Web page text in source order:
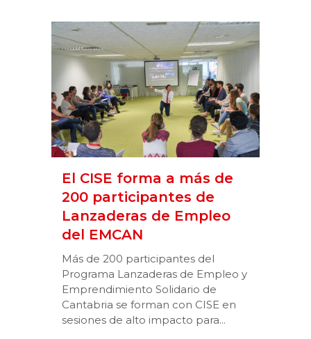
El CISE forma a más de
200 participantes de
Lanzaderas de Empleo
del EMCAN
Más de 200 participantes del
Programa Lanzaderas de Empleo y
Emprendimiento Solidario de
Cantabria se forman con CISE en
sesiones de alto impacto para...